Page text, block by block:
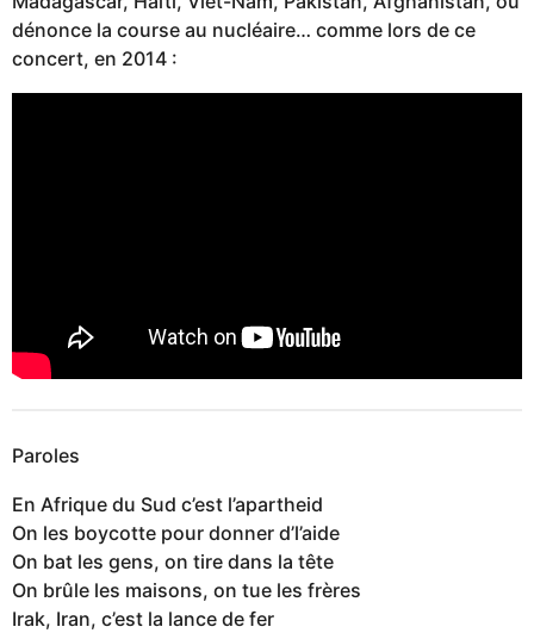
dénonce la course au nucléaire… comme lors de ce
concert, en 2014 :
Paroles
En Afrique du Sud c’est l’apartheid
On les boycotte pour donner d’l’aide
On bat les gens, on tire dans la tête
On brûle les maisons, on tue les frères
Irak, Iran, c’est la lance de fer